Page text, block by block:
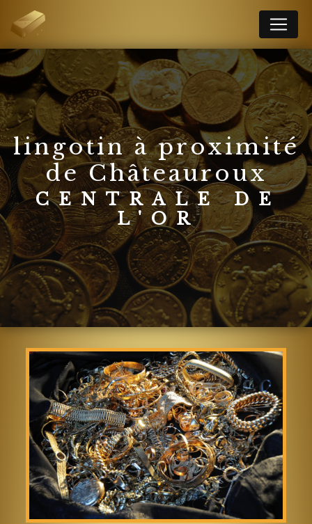
lingotin à proximité
de Châteauroux
CENTRALE DE
L'OR
Panneau de gestion des cookies